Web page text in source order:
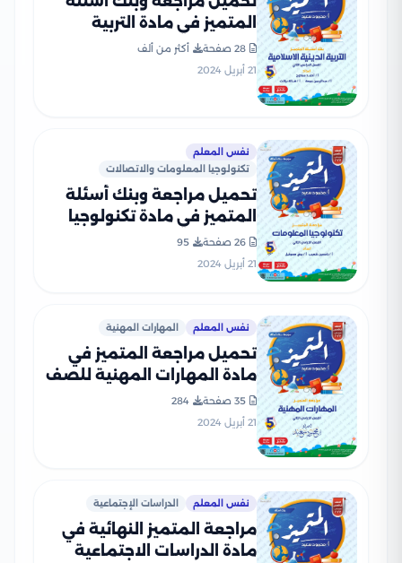
المتميز في مادة التربية
الدينية الاسلامية للصف
الخامس الابتدائي الترم الثاني
28 صفحة
أكثر من ألف
21 أبريل 2024
نفس المعلم
تكنولوجيا المعلومات والاتصالات
تحميل مراجعة وبنك أسئلة
المتميز في مادة تكنولوجيا
المعلومات للصف الخامس
الابتدائي الترم الثاني
26 صفحة
95
21 أبريل 2024
نفس المعلم المهارات المهنية
تحميل مراجعة المتميز في
مادة المهارات المهنية للصف
الخامس الابتدائي الترم الثاني
(مراجعة + بنك أسئلة)
35 صفحة
284
21 أبريل 2024
نفس المعلم الدراسات الإجتماعية
مراجعة المتميز النهائية في
مادة الدراسات الاجتماعية